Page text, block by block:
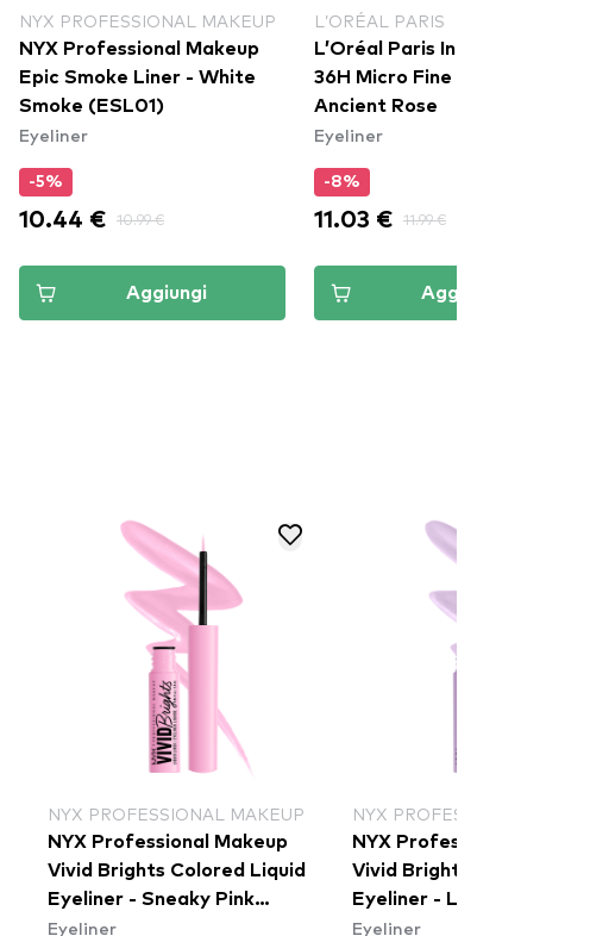
NYX PROFESSIONAL MAKEUP
NYX Professional Makeup
Epic Smoke Liner - White
Smoke (ESL01)
Eyeliner
-5%
10.44 € 10.99 €
Aggiungi
L’ORÉAL PARIS
L’Oréal Paris Infaillible Grip
36H Micro Fine Eyeliner​ - 03
Ancient Rose
Eyeliner
-8%
11.03 € 11.99 €
Aggiungi
NYX PROFESSIONAL MAKEUP
NYX Professional Makeup
Vivid Brights Colored Liquid
Eyeliner - Sneaky Pink
(VBLL09)
Eyeliner
NYX PROFESSIONAL
NYX Professional
Vivid Brights Colored
Eyeliner - Lilac Link
(VBLL07)
Eyeliner